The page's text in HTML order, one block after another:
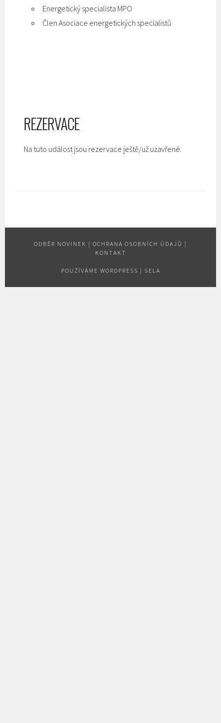
Energetický specialista MPO
Člen Asociace energetických specialistů
REZERVACE
Na tuto událost jsou rezervace ještě/už uzavřené.
ODBĚR NOVINEK | OCHRANA OSOBNÍCH ÚDAJŮ |
KONTAKT
POUŽÍVÁME WORDPRESS | SELA